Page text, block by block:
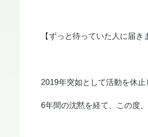
【ずっと待っていた人に届
2019年突如として活動を休
6年間の沈黙を経て、この度